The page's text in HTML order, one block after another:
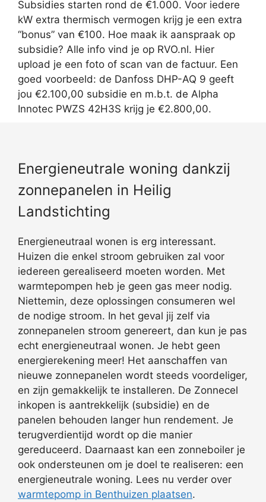
Subsidies starten rond de €1.000. Voor iedere
kW extra thermisch vermogen krijg je een extra
“bonus” van €100. Hoe maak ik aanspraak op
subsidie? Alle info vind je op RVO.nl. Hier
upload je een foto of scan van de factuur. Een
goed voorbeeld: de Danfoss DHP-AQ 9 geeft
jou €2.100,00 subsidie en m.b.t. de Alpha
Innotec PWZS 42H3S krijg je €2.800,00.
Energieneutrale woning dankzij
zonnepanelen in Heilig
Landstichting
Energieneutraal wonen is erg interessant.
Huizen die enkel stroom gebruiken zal voor
iedereen gerealiseerd moeten worden. Met
warmtepompen heb je geen gas meer nodig.
Niettemin, deze oplossingen consumeren wel
de nodige stroom. In het geval jij zelf via
zonnepanelen stroom genereert, dan kun je pas
echt energieneutraal wonen. Je hebt geen
energierekening meer! Het aanschaffen van
nieuwe zonnepanelen wordt steeds voordeliger,
en zijn gemakkelijk te installeren. De Zonnecel
inkopen is aantrekkelijk (subsidie) en de
panelen behouden langer hun rendement. Je
terugverdientijd wordt op die manier
gereduceerd. Daarnaast kan een zonneboiler je
ook ondersteunen om je doel te realiseren: een
energieneutrale woning. Lees nu verder over
warmtepomp in Benthuizen plaatsen.